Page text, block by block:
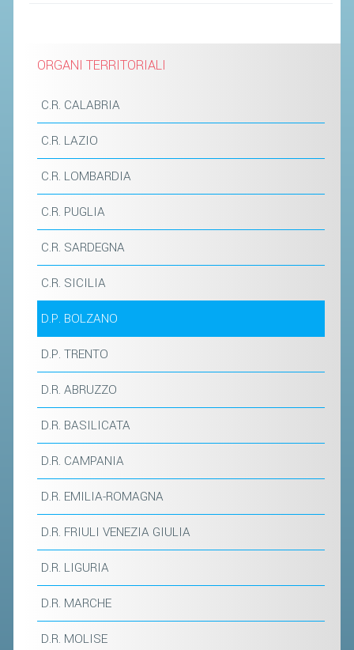
ORGANI TERRITORIALI
C.R. CALABRIA
C.R. LAZIO
C.R. LOMBARDIA
C.R. PUGLIA
C.R. SARDEGNA
C.R. SICILIA
D.P. BOLZANO
D.P. TRENTO
D.R. ABRUZZO
D.R. BASILICATA
D.R. CAMPANIA
D.R. EMILIA-ROMAGNA
D.R. FRIULI VENEZIA GIULIA
D.R. LIGURIA
D.R. MARCHE
D.R. MOLISE
REGOLAMENTI
SCHEDE ATLETI
VOLA CON NOI
COMMISSIONE ATLETI
TESSERAMENTO